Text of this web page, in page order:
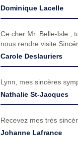
Dominique Lacelle
Ce cher Mr. Belle-Isle ,
nous rendre
Carole Deslauriers
Lynn, mes sincères
Nathalie St-Jacques
Recevez mes très
Johanne Lafrance